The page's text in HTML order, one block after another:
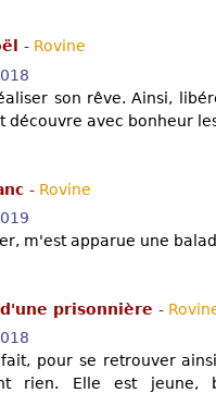
- Rovine
son rêve. Ainsi,
découvre avec bonheur
- Rovine
m'est apparue une
prisonnière -
pour se retrouver
rien. Elle est jeune,